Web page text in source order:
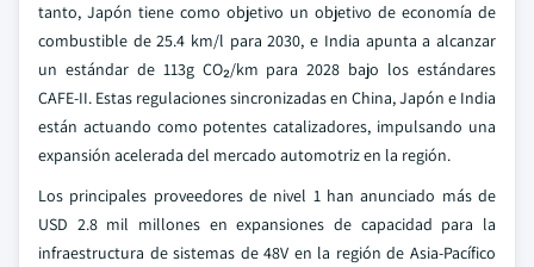
tanto, Japón tiene como objetivo un objetivo de economía de
combustible de 25.4 km/l para 2030, e India apunta a alcanzar
un estándar de 113g CO₂/km para 2028 bajo los estándares
CAFE-II. Estas regulaciones sincronizadas en China, Japón e India
están actuando como potentes catalizadores, impulsando una
expansión acelerada del mercado automotriz en la región.
Los principales proveedores de nivel 1 han anunciado más de
USD 2.8 mil millones en expansiones de capacidad para la
infraestructura de sistemas de 48V en la región de Asia-Pacífico